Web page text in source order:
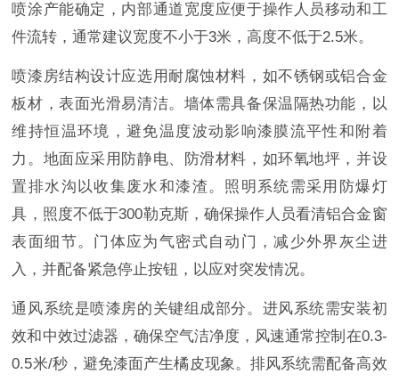
喷涂产能确定，内部通道宽度应便于操作人员移动和工
件流转，通常建议宽度不小于3米，高度不低于2.5米。
喷漆房结构设计应选用耐腐蚀材料，如不锈钢或铝合金
板材，表面光滑易清洁。墙体需具备保温隔热功能，以
维持恒温环境，避免温度波动影响漆膜流平性和附着
力。地面应采用防静电、防滑材料，如环氧地坪，并设
置排水沟以收集废水和漆渣。照明系统需采用防爆灯
具，照度不低于300勒克斯，确保操作人员看清铝合金窗
表面细节。门体应为气密式自动门，减少外界灰尘进
入，并配备紧急停止按钮，以应对突发情况。
通风系统是喷漆房的关键组成部分。进风系统需安装初
效和中效过滤器，确保空气洁净度，风速通常控制在0.3-
0.5米/秒，避免漆面产生橘皮现象。排风系统需配备高效